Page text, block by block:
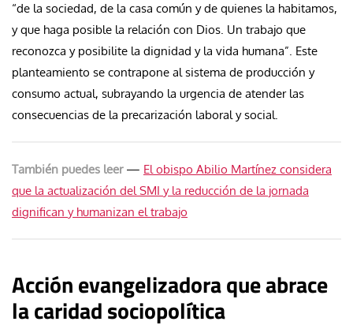
“de la sociedad, de la casa común y de quienes la habitamos,
y que haga posible la relación con Dios. Un trabajo que
reconozca y posibilite la dignidad y la vida humana”. Este
planteamiento se contrapone al sistema de producción y
consumo actual, subrayando la urgencia de atender las
consecuencias de la precarización laboral y social.
También puedes leer— El obispo Abilio Martínez considera
que la actualización del SMI y la reducción de la jornada
dignifican y humanizan el trabajo
Acción evangelizadora que abrace
la caridad sociopolítica